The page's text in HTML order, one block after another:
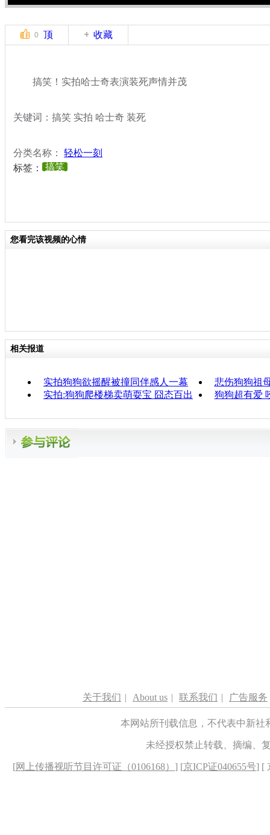
0 顶 收藏
搞笑！实拍哈士奇表演装死声情并茂
关键词：搞笑 实拍 哈士奇 装死
分类名称： 轻松一刻
标签：
搞笑
您看完该视频的心情
相关报道
实拍狗狗欲摇醒被撞同伴感人一幕
悲伤狗狗祖
实拍:狗狗爬楼梯卖萌耍宝 囧态百出
狗狗超有爱
关于我们 | About us | 联系我们 | 广告服务
本网站所刊载信息，不代表中新
未经授权禁止转载、摘编、
[网上传播视听节目许可证（0106168） ] [京ICP证040655号] [